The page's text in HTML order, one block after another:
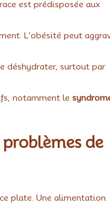
est prédisposée aux
L’obésité peut
déshydrater, surtout par
notamment le
de
plate. Une alimentation